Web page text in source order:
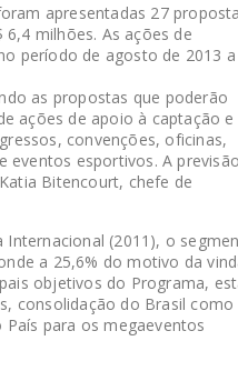
apresentadas 27
milhões. As ações de
período de agosto de 2013 a
as propostas que poderão
ações de apoio à captação e
convenções, oficinas,
eventos esportivos. A
Bitencourt, chefe de
Internacional (2011), o
a 25,6% do motivo da
objetivos do Programa,
consolidação do Brasil como
para os megaeventos